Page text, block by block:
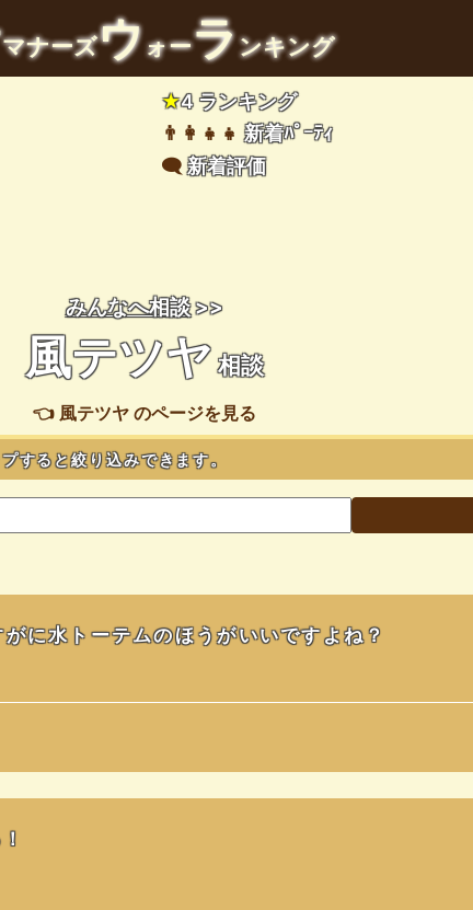
マナーズウォーランキング
★4 ランキング
👨‍👩‍👧‍👧新着ﾊﾟｰﾃｨ
🗨️新着評価
みんなへ相談>>
風テツヤ 相談
👈 風テツヤ のページを見る
すると絞り込みできます。
に水トーテムのほうがいいですよね？